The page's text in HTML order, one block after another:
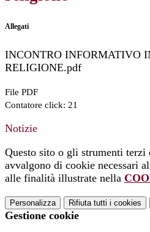
Allegati
INCONTRO INFORMATIVO
RELIGIONE.pdf
File PDF
Contatore click: 21
Notizie
Questo sito o gli strumenti terzi
avvalgono di cookie necessari
alle finalità illustrate nella
Personalizza Rifiuta tutti i cookies
Gestione cookie